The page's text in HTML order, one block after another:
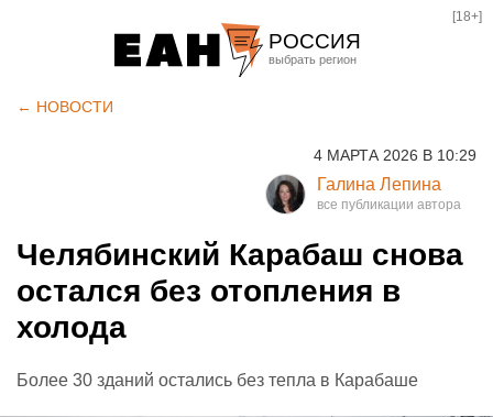
РОССИЯ
Курган
Оренбург
[18+]
← НОВОСТИ
4 МАРТА 2026 В 10:29
Галина Лепина
Челябинский Карабаш снова
остался без отопления в
холода
Более 30 зданий остались без тепла в Карабаше